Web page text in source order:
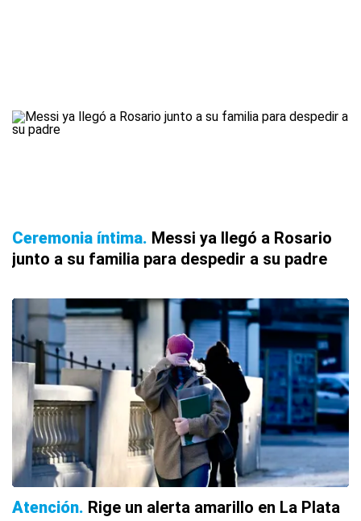
Ceremonia íntima Messi ya llegó a Rosario
junto a su familia para despedir a su padre
Atención Rige un alerta amarillo en La Plata